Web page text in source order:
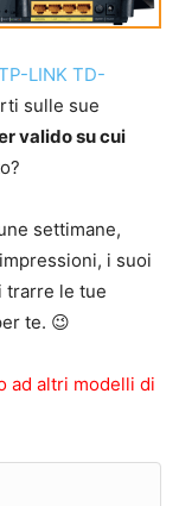
LINK TD-
sulle sue
valido su cui
settimane,
i suoi
trarre le tue
te. 😉
ad altri modelli di